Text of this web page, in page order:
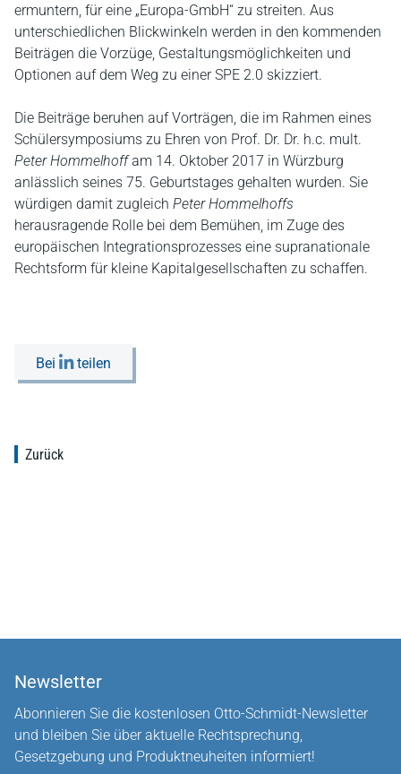
ermuntern, für eine „Europa-GmbH“ zu streiten. Aus
unterschiedlichen Blickwinkeln werden in den kommenden
Beiträgen die Vorzüge, Gestaltungsmöglichkeiten und
Optionen auf dem Weg zu einer SPE 2.0 skizziert.
Die Beiträge beruhen auf Vorträgen, die im Rahmen eines
Schülersymposiums zu Ehren von Prof. Dr. Dr. h.c. mult.
Peter Hommelhoffam 14. Oktober 2017 in Würzburg
anlässlich seines 75. Geburtstages gehalten wurden. Sie
würdigen damit zugleich Peter Hommelhoffs
herausragende Rolle bei dem Bemühen, im Zuge des
europäischen Integrationsprozesses eine supranationale
Rechtsform für kleine Kapitalgesellschaften zu schaffen.
Bei teilen
Zurück
Newsletter
Abonnieren Sie die kostenlosen Otto-Schmidt-Newsletter
und bleiben Sie über aktuelle Rechtsprechung,
Gesetzgebung und Produktneuheiten informiert!